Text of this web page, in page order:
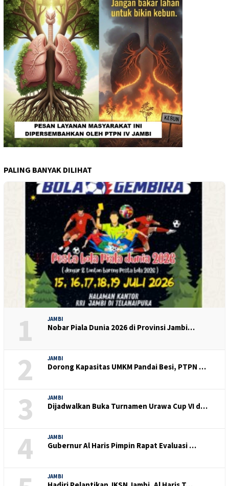
PALING BANYAK DILIHAT
1 JAMBI
Nobar Piala Dunia 2026 di Provinsi Jambi…
2 JAMBI
Dorong Kapasitas UMKM Pandai Besi, PTPN …
3 JAMBI
Dijadwalkan Buka Turnamen Urawa Cup VI d…
4 JAMBI
Gubernur Al Haris Pimpin Rapat Evaluasi …
JAMBI